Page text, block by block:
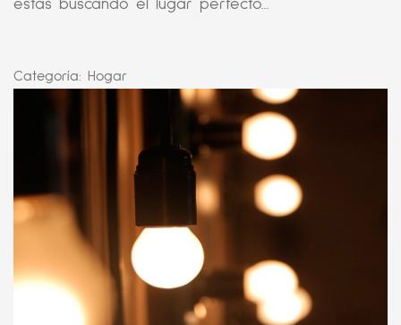
estás buscando el lugar perfecto...
Categoría: Hogar